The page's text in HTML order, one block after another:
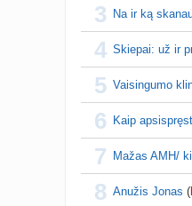
3 Na ir ką
4 Skiepai: už ir
5 Vaisingumo
6 Kaip
7 Mažas AMH/
8 Anužis Jonas (